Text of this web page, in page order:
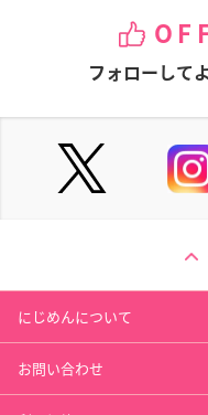
フォローして
にじめんについて
お問い合わせ